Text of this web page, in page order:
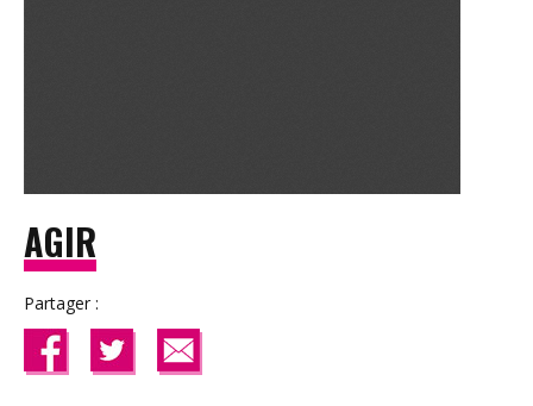
AGIR
Partager :